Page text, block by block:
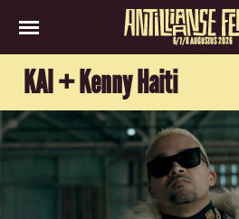
6/7/8 AUGUSTUS 2026
KAI + Kenny Haiti